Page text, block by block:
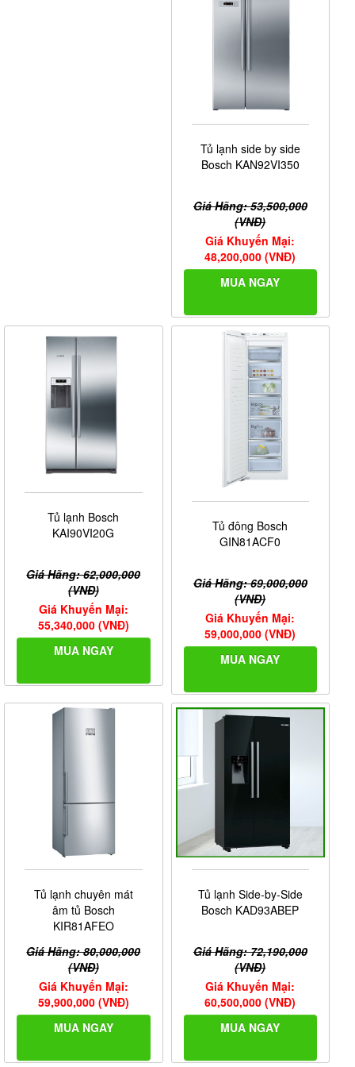
Tủ lạnh side by side
Bosch KAN92VI350
Giá Hãng: 53,500,000
(VNĐ)
Giá Khuyến Mại:
48,200,000 (VNĐ)
MUA NGAY
Tủ lạnh Bosch
KAI90VI20G
Giá Hãng: 62,000,000
(VNĐ)
Giá Khuyến Mại:
55,340,000 (VNĐ)
MUA NGAY
Tủ đông Bosch
GIN81ACF0
Giá Hãng: 69,000,000
(VNĐ)
Giá Khuyến Mại:
59,000,000 (VNĐ)
MUA NGAY
Tủ lạnh chuyên mát
âm tủ Bosch
KIR81AFEO
Giá Hãng: 80,000,000
(VNĐ)
Giá Khuyến Mại:
59,900,000 (VNĐ)
MUA NGAY
Tủ lạnh Side-by-Side
Bosch KAD93ABEP
Giá Hãng: 72,190,000
(VNĐ)
Giá Khuyến Mại:
60,500,000 (VNĐ)
MUA NGAY